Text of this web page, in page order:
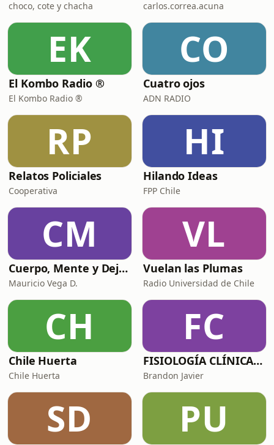
choco, cote y chacha carlos.correa.acuna
EK
El Kombo Radio ®
El Kombo Radio ®
CO
Cuatro ojos
ADN RADIO
RP
Relatos Policiales
Cooperativa
HI
Hilando Ideas
FPP Chile
CM
Cuerpo, Mente y Dejar ir
Mauricio Vega D.
VL
Vuelan las Plumas
Radio Universidad de Chile
CH
Chile Huerta
Chile Huerta
FC
FISIOLOGÍA CLÍNICA | Podcast Médico Guyton y Hall
Brandon Javier
SD PU